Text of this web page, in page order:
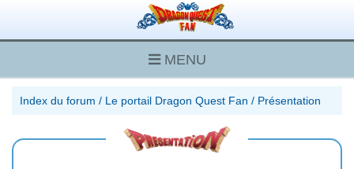
MENU
Index du forum / Le portail Dragon Quest Fan / Présentation